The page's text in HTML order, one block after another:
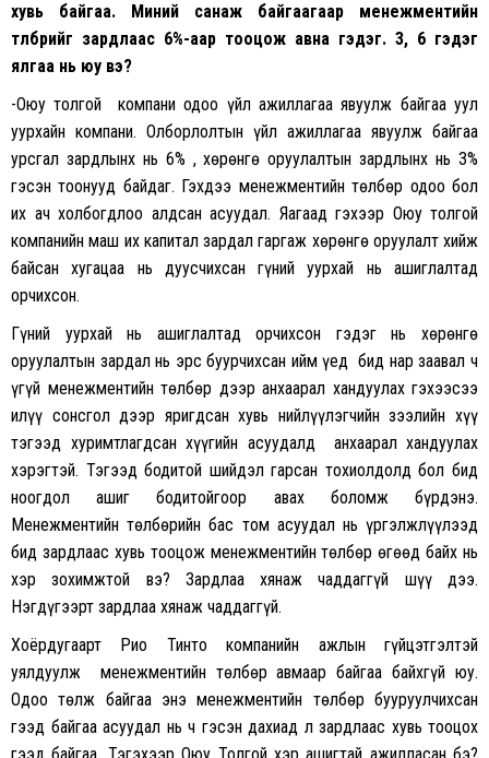
хувь байгаа. Миний санаж байгаагаар менежментийн
төлбөрийг зардлаас 6%-аар тооцож авна гэдэг. 3, 6 гэдэг
ялгаа нь юу вэ?
-Оюу толгой компани одоо үйл ажиллагаа явуулж байгаа уул
уурхайн компани. Олборлолтын үйл ажиллагаа явуулж байгаа
урсгал зардлынх нь 6% , хөрөнгө оруулалтын зардлынх нь 3%
гэсэн тоонууд байдаг. Гэхдээ менежментийн төлбөр одоо бол
их ач холбогдлоо алдсан асуудал. Яагаад гэхээр Оюу толгой
компанийн маш их капитал зардал гаргаж хөрөнгө оруулалт хийж
байсан хугацаа нь дуусчихсан гүний уурхай нь ашиглалтад
орчихсон.
Гүний уурхай нь ашиглалтад орчихсон гэдэг нь хөрөнгө
оруулалтын зардал нь эрс буурчихсан ийм үед бид нар заавал ч
үгүй менежментийн төлбөр дээр анхаарал хандуулах гэхээсээ
илүү сонсгол дээр яригдсан хувь нийлүүлэгчийн зээлийн хүү
тэгээд хуримтлагдсан хүүгийн асуудалд анхаарал хандуулах
хэрэгтэй. Тэгээд бодитой шийдэл гарсан тохиолдолд бол бид
ноогдол ашиг бодитойгоор авах боломж бүрдэнэ.
Менежментийн төлбөрийн бас том асуудал нь үргэлжлүүлээд
бид зардлаас хувь тооцож менежментийн төлбөр өгөөд байх нь
хэр зохимжтой вэ? Зардлаа хянаж чаддаггүй шүү дээ.
Нэгдүгээрт зардлаа хянаж чаддаггүй.
Хоёрдугаарт Рио Тинто компанийн ажлын гүйцэтгэлтэй
уялдуулж менежментийн төлбөр авмаар байгаа байхгүй юу.
Одоо төлж байгаа энэ менежментийн төлбөр бууруулчихсан
гээд байгаа асуудал нь ч гэсэн дахиад л зардлаас хувь тооцох